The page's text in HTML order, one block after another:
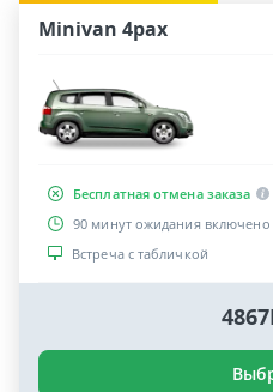
Minivan 4pax
Бесплатная отмена заказа
90 минут ожидания включено
Встреча с табличкой